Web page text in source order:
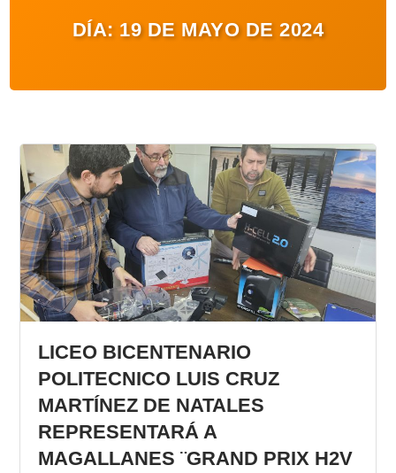
ENTRETENIMIENTO Y CULTURA
AUDIOS
VIDEOS
GALERIA DE FOTOS
APP MÓVIL
DÍA: 19 DE MAYO DE 2024
LICEO BICENTENARIO
POLITECNICO LUIS CRUZ
MARTÍNEZ DE NATALES
REPRESENTARÁ A
MAGALLANES ¨GRAND PRIX H2V